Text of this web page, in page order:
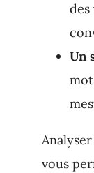
des
Un
vous